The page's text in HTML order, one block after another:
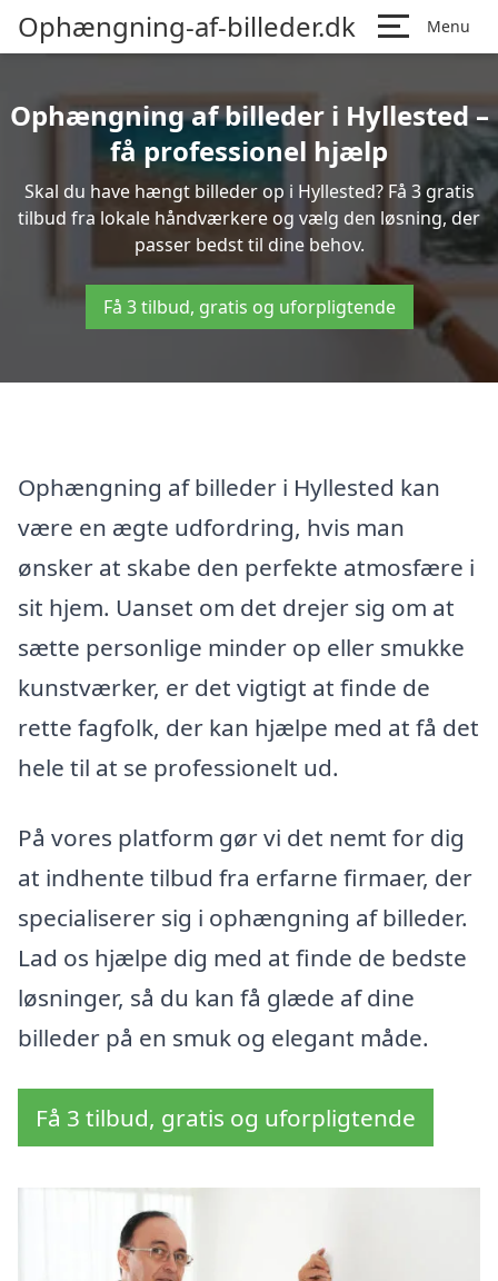
Ophængning-af-billeder.dk Menu
Ophængning af billeder i Hyllested –
få professionel hjælp
Skal du have hængt billeder op i Hyllested? Få 3 gratis
tilbud fra lokale håndværkere og vælg den løsning, der
passer bedst til dine behov.
Få 3 tilbud, gratis og uforpligtende
Ophængning af billeder i Hyllested kan
være en ægte udfordring, hvis man
ønsker at skabe den perfekte atmosfære i
sit hjem. Uanset om det drejer sig om at
sætte personlige minder op eller smukke
kunstværker, er det vigtigt at finde de
rette fagfolk, der kan hjælpe med at få det
hele til at se professionelt ud.
På vores platform gør vi det nemt for dig
at indhente tilbud fra erfarne firmaer, der
specialiserer sig i ophængning af billeder.
Lad os hjælpe dig med at finde de bedste
løsninger, så du kan få glæde af dine
billeder på en smuk og elegant måde.
Få 3 tilbud, gratis og uforpligtende